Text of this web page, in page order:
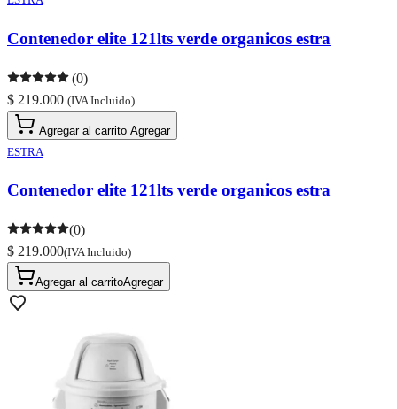
Contenedor elite 121lts verde organicos estra
(0)
$ 219.000 (IVA Incluido)
Agregar al carrito Agregar
ESTRA
Contenedor elite 121lts verde organicos estra
(0)
$ 219.000(IVA Incluido)
Agregar al carritoAgregar